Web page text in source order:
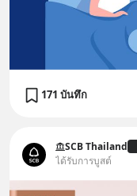
171 บันทึก
SCB Thailand
ได้รับการบูสต์